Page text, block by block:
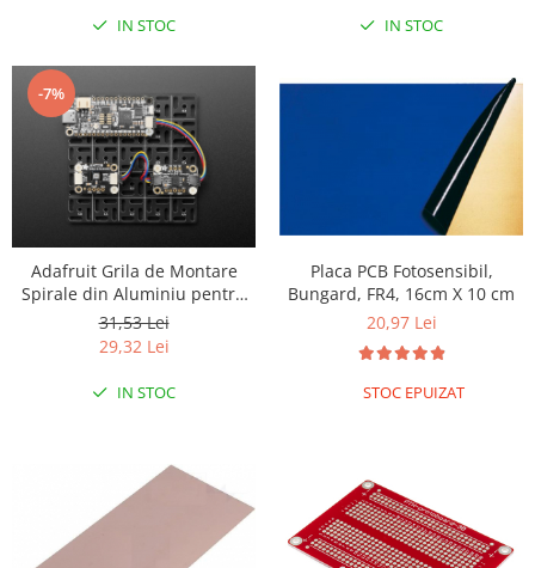
IN STOC IN STOC
-7%
Adafruit Grila de Montare
Spirale din Aluminiu pentru
PCB-uri cu Spatiere de 0.1
inch - 5x5
31,53 Lei
29,32 Lei
IN STOC
Placa PCB Fotosensibil,
Bungard, FR4, 16cm X 10 cm
20,97 Lei
STOC EPUIZAT